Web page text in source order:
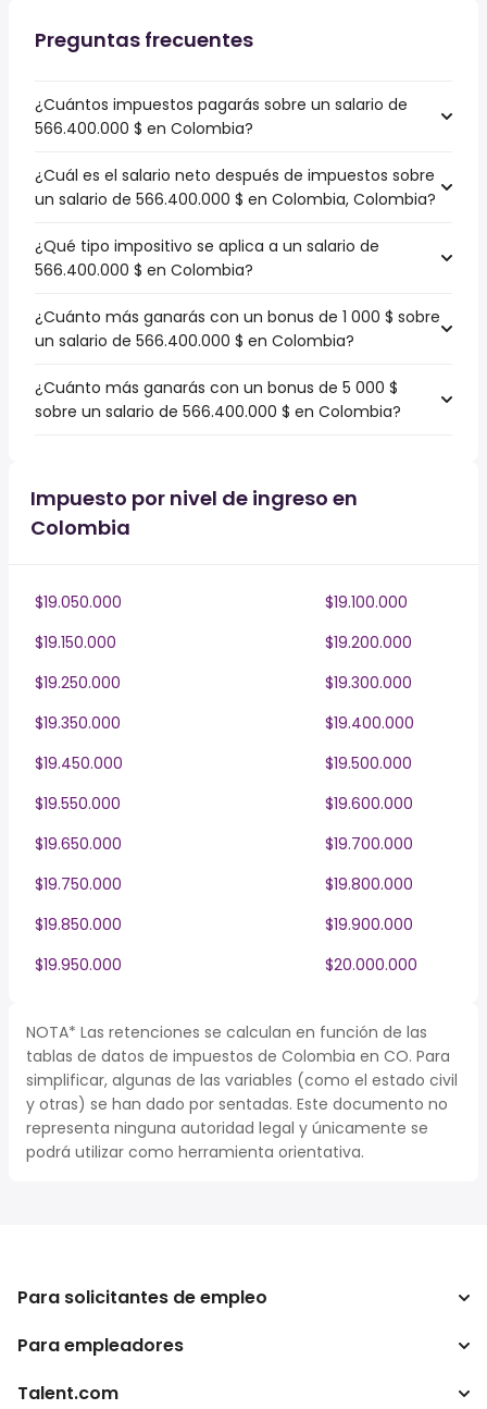
Preguntas frecuentes
¿Cuántos impuestos pagarás sobre un salario de
566.400.000 $ en Colombia?
¿Cuál es el salario neto después de impuestos sobre
un salario de 566.400.000 $ en Colombia, Colombia?
¿Qué tipo impositivo se aplica a un salario de
566.400.000 $ en Colombia?
¿Cuánto más ganarás con un bonus de 1 000 $ sobre
un salario de 566.400.000 $ en Colombia?
¿Cuánto más ganarás con un bonus de 5 000 $
sobre un salario de 566.400.000 $ en Colombia?
Impuesto por nivel de ingreso en
Colombia
$19.050.000
$19.100.000
$19.150.000
$19.200.000
$19.250.000
$19.300.000
$19.350.000
$19.400.000
$19.450.000
$19.500.000
$19.550.000
$19.600.000
$19.650.000
$19.700.000
$19.750.000
$19.800.000
$19.850.000
$19.900.000
$19.950.000
$20.000.000
NOTA* Las retenciones se calculan en función de las
tablas de datos de impuestos de Colombia en CO. Para
simplificar, algunas de las variables (como el estado civil
y otras) se han dado por sentadas. Este documento no
representa ninguna autoridad legal y únicamente se
podrá utilizar como herramienta orientativa.
Para solicitantes de empleo
Buscador de trabajo
Para empleadores
Empresa
Talent.com